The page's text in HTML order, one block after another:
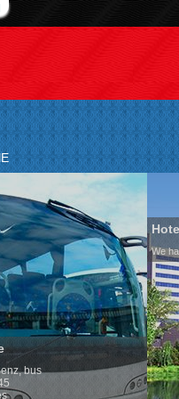
in Uzbekistan
all hotels in Uzbekistan